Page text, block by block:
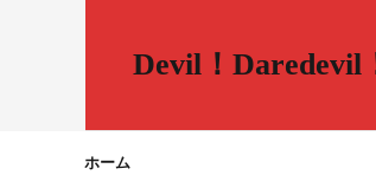
Devil！Daredevil
ホーム